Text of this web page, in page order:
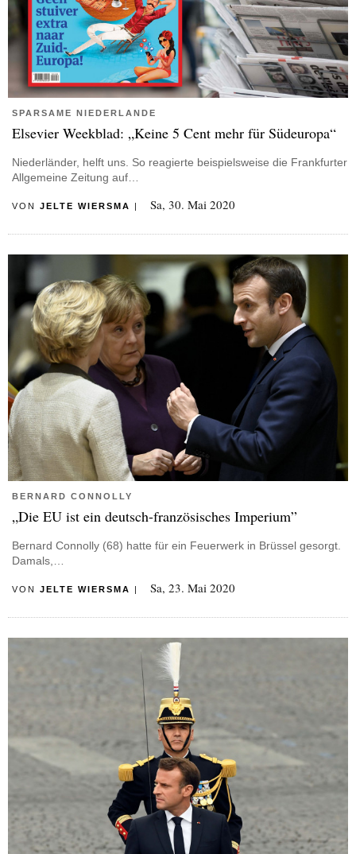
SPARSAME NIEDERLANDE
Elsevier Weekblad: „Keine 5 Cent mehr für Südeuropa“
Niederländer, helft uns. So reagierte beispielsweise die Frankfurter
Allgemeine Zeitung auf…
VON JELTE WIERSMA | Sa, 30. Mai 2020
BERNARD CONNOLLY
„Die EU ist ein deutsch-französisches Imperium”
Bernard Connolly (68) hatte für ein Feuerwerk in Brüssel gesorgt.
Damals,…
VON JELTE WIERSMA | Sa, 23. Mai 2020